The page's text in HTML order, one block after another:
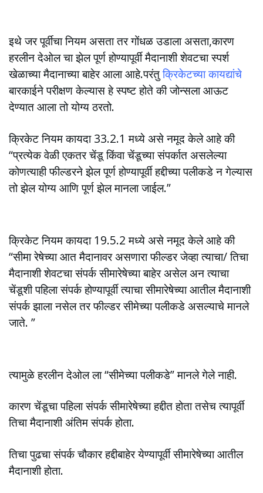
इथे जर पूर्वीचा नियम असता तर गोंधळ उडाला असता,कारण
हरलीन देओल चा झेल पूर्ण होण्यापूर्वी मैदानाशी शेवटचा स्पर्श
खेळाच्या मैदानाच्या बाहेर आला आहे.परंतुक्रिकेटच्या कायद्यांचे
बारकाईने परीक्षण केल्यास हे स्पष्ट होते की जोन्सला आऊट
देण्यात आला तो योग्य ठरतो.
क्रिकेट नियम कायदा 33.2.1 मध्ये असे नमूद केले आहे की
“प्रत्येक वेळी एकतर चेंडू किंवा चेंडूच्या संपर्कात असलेल्या
कोणत्याही फील्डरने झेल पूर्ण होण्यापूर्वी हद्दीच्या पलीकडे न गेल्यास
तो झेल योग्य आणि पूर्ण झेल मानला जाईल.”
क्रिकेट नियम कायदा 19.5.2 मध्ये असे नमूद केले आहे की
“सीमा रेषेच्या आत मैदानावर असणारा फील्डर जेव्हा त्याचा/ तिचा
मैदानाशी शेवटचा संपर्क सीमारेषेच्या बाहेर असेल अन त्याचा
चेंडूशी पहिला संपर्क होण्यापूर्वी त्याचा सीमारेषेच्या आतील मैदानाशी
संपर्क झाला नसेल तर फील्डर सीमेच्या पलीकडे असल्याचे मानले
जाते. ”
त्यामुळे हरलीन देओल ला “सीमेच्या पलीकडे” मानले गेले नाही.
कारण चेंडूचा पहिला संपर्क सीमारेषेच्या हद्दीत होता तसेच त्यापूर्वी
तिचा मैदानाशी अंतिम संपर्क होता.
तिचा पुढचा संपर्क चौकार हद्दीबाहेर येण्यापूर्वी सीमारेषेच्या आतील
मैदानाशी होता.